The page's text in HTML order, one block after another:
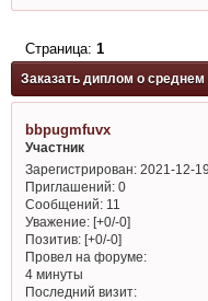
Заказать диплом о
Страница: 1
bbpugmfuvx
Участник
Зарегистрирован: 2021-12-19
Приглашений:0
Сообщений:11
Уважение: [+0/-0]
Позитив: [+0/-0]
Провел на форуме:
4 минуты
Последний визит: